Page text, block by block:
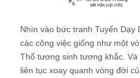
Nhìn vào bức tranh Tuyển Dạy
các công việc giống như một
Thổ tương sinh tương khắc.
liên tục xoay quanh vòng đời